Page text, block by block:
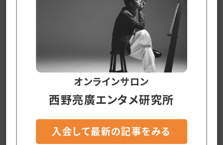
イト)などにスポンサー名を入れたり、微力ながら
宣伝のお手伝いをさせていただきます。
皆さんの方からも何かしら感謝の気持ちを伝えて
いただけると(スポンサーさんが感謝される文化
を創造していただけると)、僕は、すっごくすっごく
嬉しいです。
そんなこんなで、本題です。
オンラインサロン
西野亮廣エンタメ研究所
入会して最新の記事をみる